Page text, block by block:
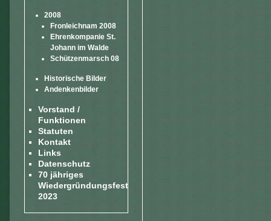
2008
Fronleichnam 2008
Ehrenkompanie St.
Johann im Walde
Schützenmarsch 08
Historische Bilder
Andenkenbilder
Vorstand /
Funktionen
Statuten
Kontakt
Links
Datenschutz
70 jähriges
Wiedergründungsfest
2023